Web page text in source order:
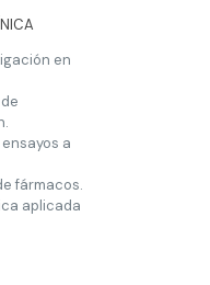
en
a
fármacos.
aplicada